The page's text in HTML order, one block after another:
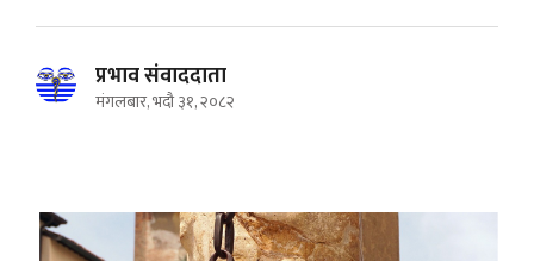
प्रभाव संवाददाता
मंगलबार, भदौ ३१, २०८२